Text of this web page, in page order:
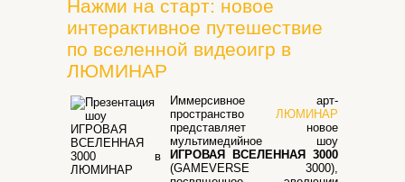
Нажми на старт: новое
интерактивное путешествие
по вселенной видеоигр в
ЛЮМИНАР
Иммерсивное арт-
пространство ЛЮМИНАР
представляет новое
мультимедийное шоу
ИГРОВАЯ ВСЕЛЕННАЯ 3000
(GAMEVERSE 3000),